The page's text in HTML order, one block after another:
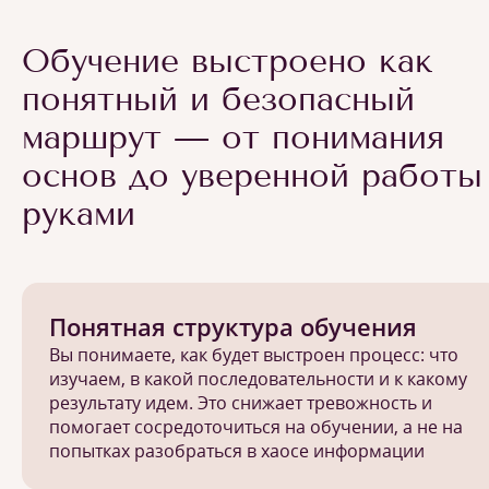
Обучение выстроено как
понятный и безопасный
маршрут — от понимания
основ до уверенной работы
руками
Понятная структура обучения
Вы понимаете, как будет выстроен процесс: что
изучаем, в какой последовательности и к какому
результату идем. Это снижает тревожность и
помогает сосредоточиться на обучении, а не на
попытках разобраться в хаосе информации